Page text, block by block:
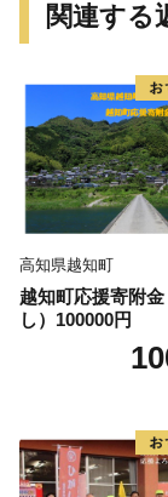
関連する
高知県越知町
越知町応援寄附
し）100000円